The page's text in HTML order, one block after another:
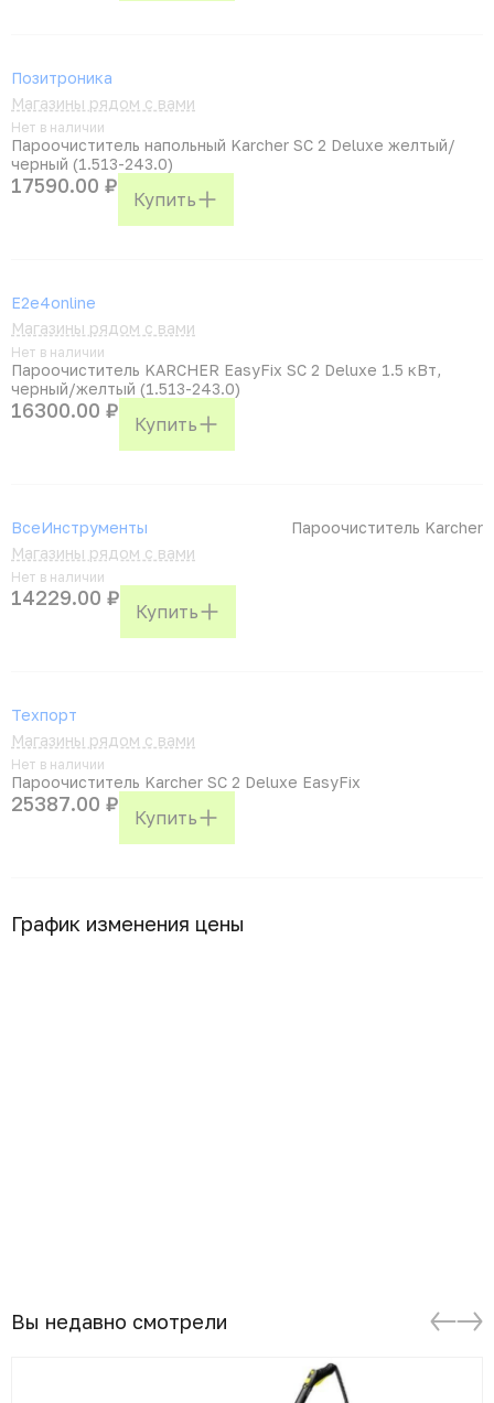
Позитроника
Магазины рядом с вами
Нет в наличии
Пароочиститель напольный Karcher SC 2 Deluxe желтый/
черный (1.513-243.0)
17590.00 ₽
Купить
E2e4online
Магазины рядом с вами
Нет в наличии
Пароочиститель KARCHER EasyFix SC 2 Deluxe 1.5 кВт,
черный/желтый (1.513-243.0)
16300.00 ₽
Купить
ВсеИнструменты
Магазины рядом с вами
Нет в наличии
Пароочиститель Karcher
14229.00 ₽
Купить
Техпорт
Магазины рядом с вами
Нет в наличии
Пароочиститель Karcher SC 2 Deluxe EasyFix
25387.00 ₽
Купить
График изменения цены
Вы недавно смотрели